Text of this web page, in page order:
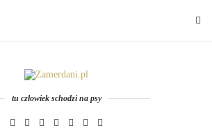
tu człowiek schodzi na psy